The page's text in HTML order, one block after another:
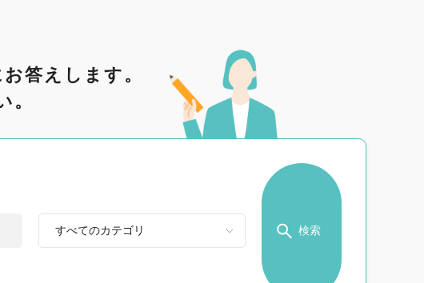
答えします。
。
検索